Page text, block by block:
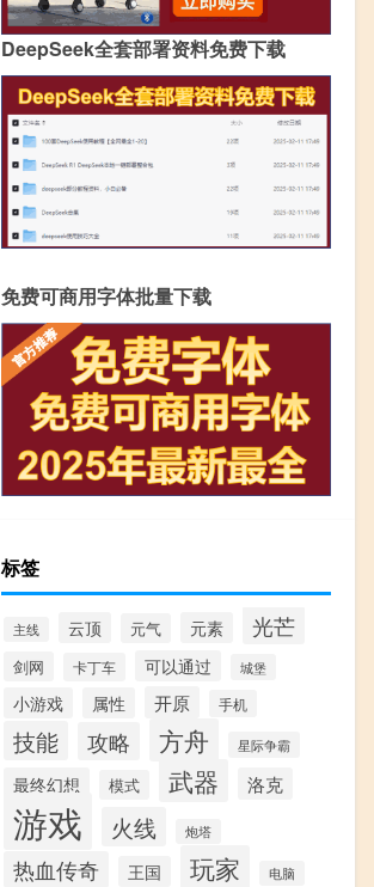
DeepSeek全套部署资料免费下载
免费可商用字体批量下载
标签
主线 云顶 元气 元素 光芒
剑网 卡丁车 可以通过 城堡
小游戏 属性 开原 手机
技能 攻略 方舟 星际争霸
最终幻想 模式 武器 洛克
游戏 火线 炮塔
热血传奇 王国 玩家 电脑